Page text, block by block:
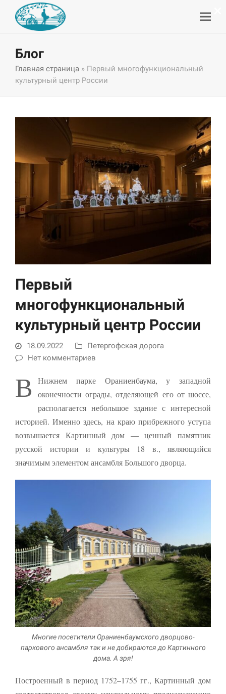
Блог
Главная страница » Первый многофункциональный
культурный центр России
Первый
многофункциональный
культурный центр России
18.09.2022
Петергофская дорога
Нет комментариев
В
Нижнем парке Ораниенбаума, у западной
оконечности ограды, отделяющей его от шоссе,
располагается небольшое здание с интересной
историей. Именно здесь, на краю прибрежного уступа
возвышается Картинный дом — ценный па­мятник
русской истории и культуры 18 в., являющийся
значимым элементом ансамбля Большого дворца.
Многие посетители Ораниенбаумского дворцово-
паркового ансамбля так и не добираются до Картинного
дома. А зря!
Построенный в период 1752–1755 гг., Картинный дом
Использование
функционирования
веб-сайта.
Статистика и
аналитика
Для того чтобы
функциональность
Пользовательский
опыт
Для обеспечения
максимально
эффективной работы
нашего сайта во
время вашего
посещения, отказ от
использования этих
файлов cookie
приведет к
исчезновению
некоторых функций